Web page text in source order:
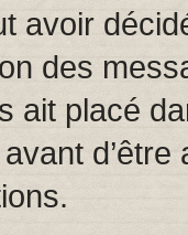
avoir
des
ait placé